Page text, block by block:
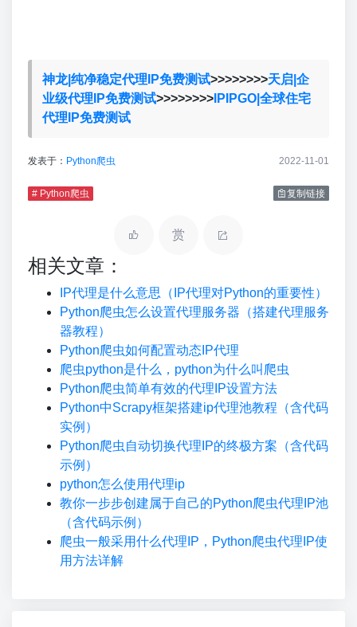
神龙|纯净稳定代理IP免费测试>>>>>>>>天启|企
业级代理IP免费测试>>>>>>>>IPIPGO|全球住宅
代理IP免费测试
发表于： Python爬虫 2022-11-01
# Python爬虫 复制链接
赏
相关文章：
IP代理是什么意思（IP代理对Python的重要性）
Python爬虫怎么设置代理服务器（搭建代理服务
器教程）
Python爬虫如何配置动态IP代理
爬虫python是什么，python为什么叫爬虫
Python爬虫简单有效的代理IP设置方法
Python中Scrapy框架搭建ip代理池教程（含代码
实例）
Python爬虫自动切换代理IP的终极方案（含代码
示例）
python怎么使用代理ip
教你一步步创建属于自己的Python爬虫代理IP池
（含代码示例）
爬虫一般采用什么代理IP，Python爬虫代理IP使
用方法详解